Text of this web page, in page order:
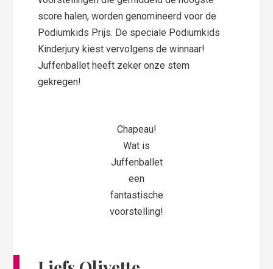
score halen, worden genomineerd voor de
Podiumkids Prijs. De speciale Podiumkids
Kinderjury kiest vervolgens de winnaar!
Juffenballet heeft zeker onze stem
gekregen!
Chapeau!
Wat is
Juffenballet
een
fantastische
voorstelling!